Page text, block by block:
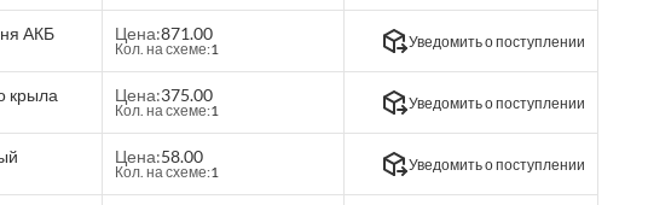
АКБ Цена:871.00
Кол. на схеме:1 Уведомить о поступлении
крыла Цена:375.00
Кол. на схеме:1 Уведомить о поступлении
Цена:58.00
Кол. на схеме:1 Уведомить о поступлении